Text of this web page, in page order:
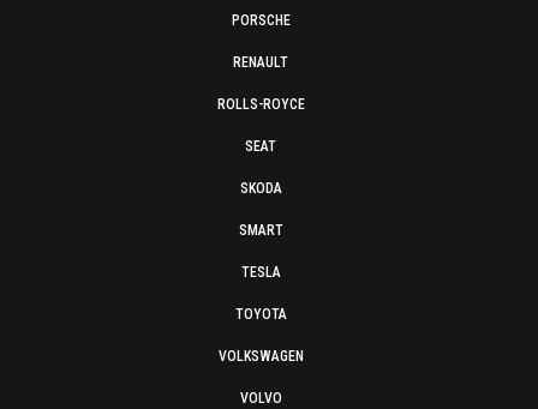
PORSCHE
RENAULT
ROLLS-ROYCE
SEAT
SKODA
SMART
TESLA
TOYOTA
VOLKSWAGEN
VOLVO